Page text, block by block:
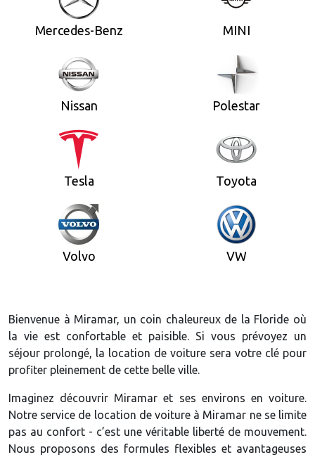
Mercedes-Benz MINI
Nissan Polestar
Tesla Toyota
Volvo VW
Bienvenue à Miramar, un coin chaleureux de la Floride où
la vie est confortable et paisible. Si vous prévoyez un
séjour prolongé, la location de voiture sera votre clé pour
profiter pleinement de cette belle ville.
Imaginez découvrir Miramar et ses environs en voiture.
Notre service de location de voiture à Miramar ne se limite
pas au confort - c’est une véritable liberté de mouvement.
Nous proposons des formules flexibles et avantageuses